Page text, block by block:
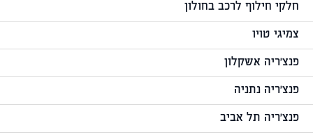
חלקי חילוף לרכב בחולון
צמיגי טויו
פנצ'ריה אשקלון
פנצ'ריה נתניה
פנצ'ריה תל אביב